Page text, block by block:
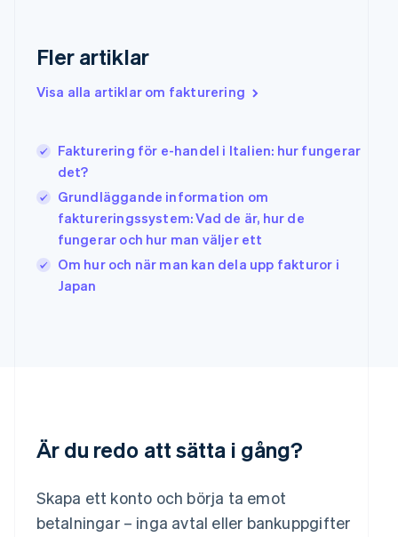
Fler artiklar
Visa alla artiklar om fakturering
Fakturering för e-handel i Italien: hur fungerar
det?
Grundläggande information om
faktureringssystem: Vad de är, hur de
fungerar och hur man väljer ett
Om hur och när man kan dela upp fakturor i
Japan
Är du redo att sätta i gång?
Skapa ett konto och börja ta emot
betalningar – inga avtal eller bankuppgifter
Indien
Irland
ItalianoEnglish
Japan
Kanada
EnglishFrançais
Kroatien
English Italiano
Lettland
English
English 简体中文
Malta
Mexiko
Nederländerna